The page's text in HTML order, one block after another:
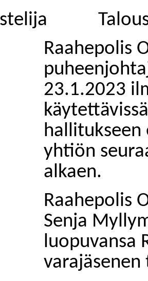
Raahepolis
23.1.2023
hallitukseen
yhtiön
alkaen.
Raahepolis
Senja
luopuvansa